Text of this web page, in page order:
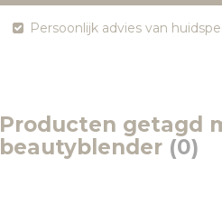
Persoonlijk advies van
Producten getagd
beautyblender (0)